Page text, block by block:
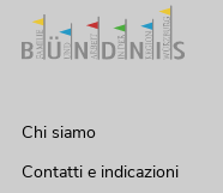
Chi siamo
Contatti e indicazioni